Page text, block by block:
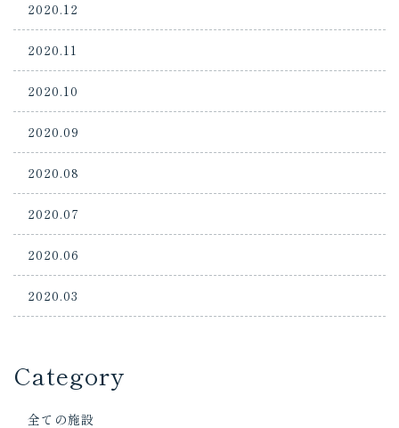
2020.12
2020.11
2020.10
2020.09
2020.08
2020.07
2020.06
2020.03
Category
全ての施設